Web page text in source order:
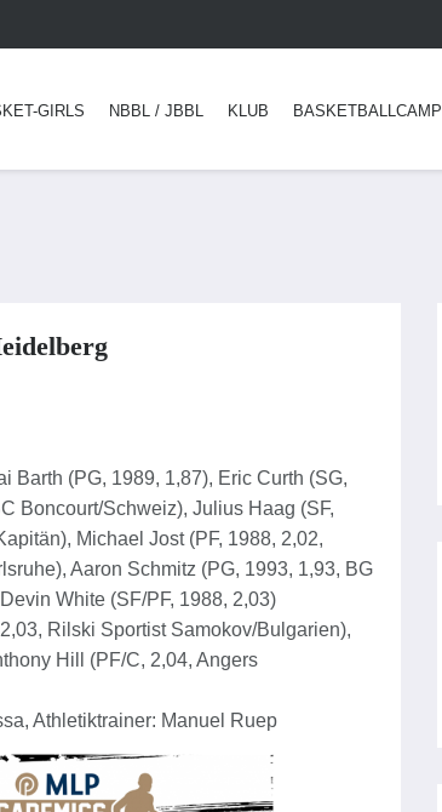
GIRLS NBBL / JBBL KLUB BASKETBALLCAMP
Barth (PG, 1989, 1,87), Eric Curth (SG,
Boncourt/Schweiz), Julius Haag (SF,
Michael Jost (PF, 1988, 2,02,
Aaron Schmitz (PG, 1993, 1,93, BG
White (SF/PF, 1988, 2,03)
Rilski Sportist Samokov/Bulgarien),
Hill (PF/C, 2,04, Angers
Athletiktrainer: Manuel Ruep